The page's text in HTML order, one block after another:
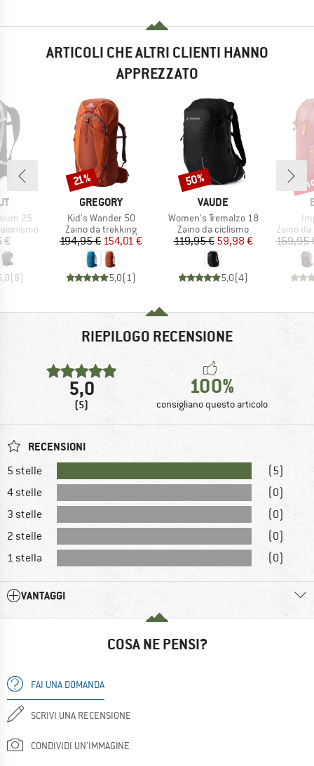
ARTICOLI CHE ALTRI CLIENTI HANNO
APPREZZATO
25
€
(8)
MARCHIO
GREGORY
Articolo
Kid's Wander 50
Gruppo di prodotti
Zaino da trekking
Prezzo
194,95 €Prezzo ridotto
154,01 €
5,0(1)
Sconto
21%
MARCHIO
VAUDE
Articolo
Women's Tremalzo 18
Gruppo di prodotti
Zaino da ciclismo
Prezzo
119,95 €Prezzo ridotto
59,98 €
5,0(4)
Sconto
50%
Gruppo
Zaino
169,95
RIEPILOGO RECENSIONE
5,0
(5)
100%
consigliano questo articolo
RECENSIONI
5 stelle
(5)
4 stelle
(0)
3 stelle
(0)
2 stelle
(0)
1 stella
(0)
VANTAGGI
COSA NE PENSI?
FAI UNA DOMANDA
SCRIVI UNA RECENSIONE
CONDIVIDI UN'IMMAGINE